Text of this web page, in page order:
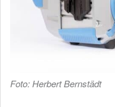
Foto: Herbert Bernstädt